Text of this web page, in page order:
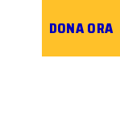
DONA ORA